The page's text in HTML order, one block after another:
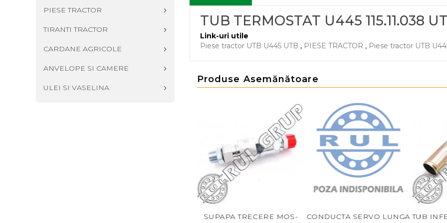
PIESE TRACTOR
TIRANTI TRACTOR
CARDANE AGRICOLE
ANVELOPE SI CAMERE
ULEI SI VASELINA
TUB TERMOSTAT U445 115.11.038
Link-uri utile
Piese tractor UTB U445 UTB , PIESE TRACTOR , Piese tractor UTB
Produse Asemănătoare
SUPAPA TRECERE MOS-
CONDUCTA SERVO LUNGA TUB